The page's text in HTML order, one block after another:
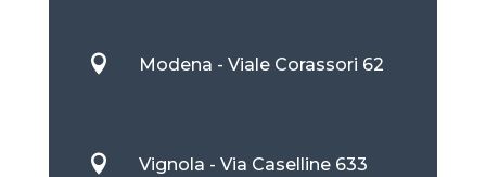
 Modena - Viale Corassori 62
 Vignola - Via Caselline 633